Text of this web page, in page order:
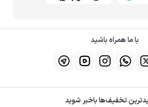
با ما همراه باشید
تخفیف‌ها باخبر شوید